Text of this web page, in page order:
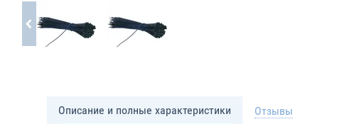
Описание и полные характеристики Отзывы